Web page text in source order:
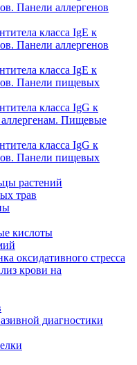
Панели аллергенов
класса IgE к
Панели аллергенов
класса IgE к
Панели пищевых
класса IgG к
Пищевые
класса IgG к
Панели пищевых
растений
трав
кислоты
оксидативного стресса
крови на
диагностики